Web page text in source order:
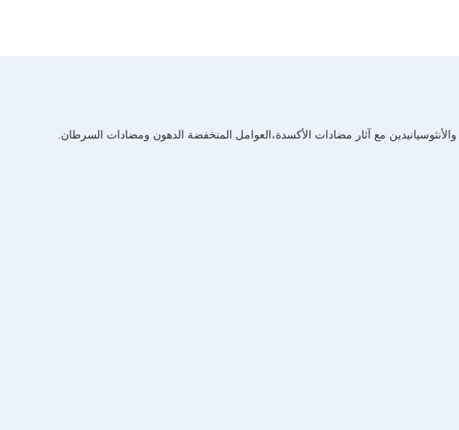
مع آثار مضادات الأكسدة،العوامل المنخفضة الدهون ومضادات السرطان.